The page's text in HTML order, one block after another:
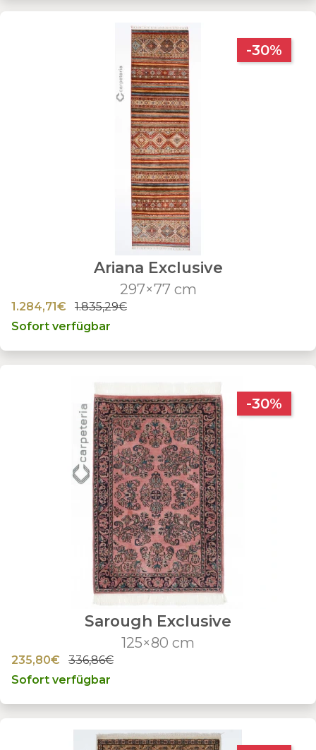
-30%
Ariana Exclusive
297×77 cm
1.284,71€
1.835,29€
Sofort verfügbar
-30%
Sarough Exclusive
125×80 cm
235,80€
336,86€
Sofort verfügbar